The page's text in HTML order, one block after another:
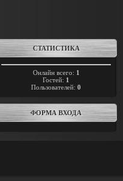
СТАТИСТИКА
Онлайн всего: 1
Гостей: 1
Пользователей: 0
ФОРМА ВХОДА